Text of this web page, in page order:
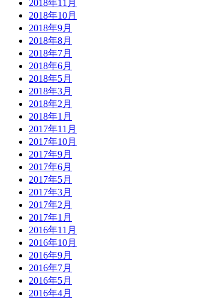
2018年11月
2018年10月
2018年9月
2018年8月
2018年7月
2018年6月
2018年5月
2018年3月
2018年2月
2018年1月
2017年11月
2017年10月
2017年9月
2017年6月
2017年5月
2017年3月
2017年2月
2017年1月
2016年11月
2016年10月
2016年9月
2016年7月
2016年5月
2016年4月